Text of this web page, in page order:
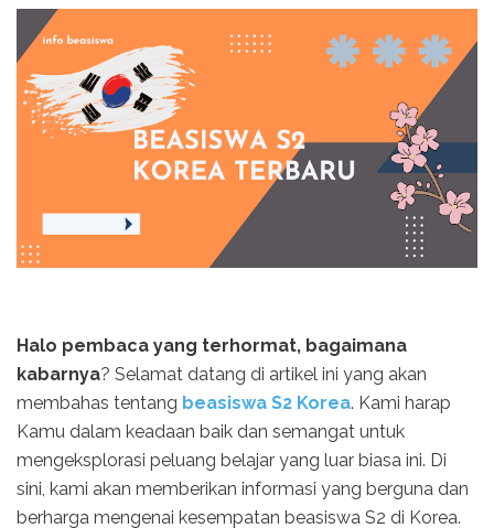
Halo pembaca yang terhormat, bagaimana
kabarnya? Selamat datang di artikel ini yang akan
membahas tentang beasiswa S2 Korea. Kami harap
Kamu dalam keadaan baik dan semangat untuk
mengeksplorasi peluang belajar yang luar biasa ini. Di
sini, kami akan memberikan informasi yang berguna dan
berharga mengenai kesempatan beasiswa S2 di Korea.